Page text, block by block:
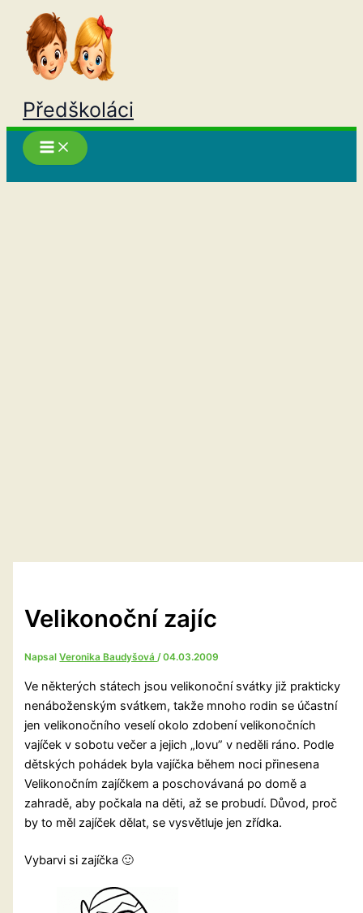
Přeskočit
obsah
Předškoláci
Velikonoční zajíc
NapsalVeronika Baudyšová/04.03.2009
Ve některých státech jsou velikonoční svátky již prakticky
nenáboženským svátkem, takže mnoho rodin se účastní
jen velikonočního veselí okolo zdobení velikonočních
vajíček v sobotu večer a jejich „lovu” v neděli ráno. Podle
dětských pohádek byla vajíčka během noci přinesena
Velikonočním zajíčkem a poschovávaná po domě a
zahradě, aby počkala na děti, až se probudí. Důvod, proč
by to měl zajíček dělat, se vysvětluje jen zřídka.
Vybarvi si zajíčka 🙂